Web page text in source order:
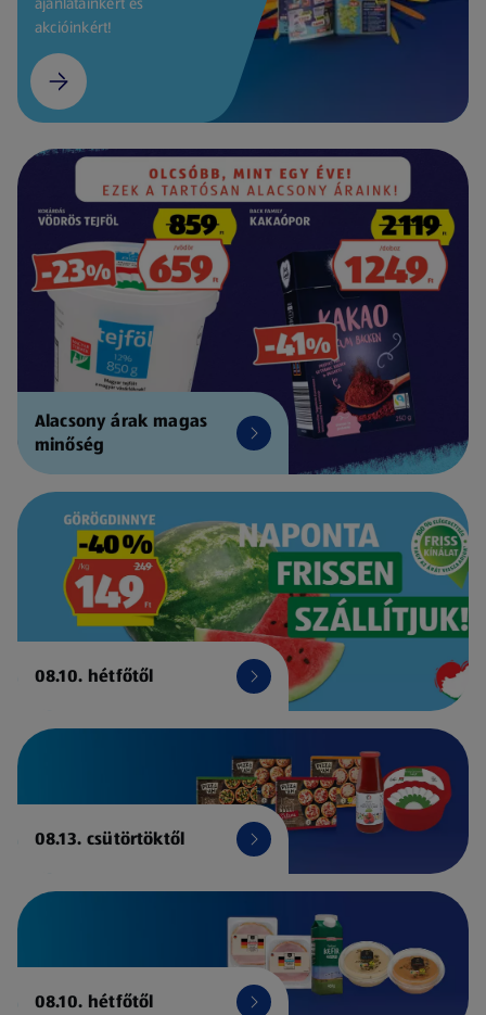
akcióinkért!
Alacsony árak magas
minőség
08.10. hétfőtől
08.13. csütörtöktől
08.10. hétfőtől